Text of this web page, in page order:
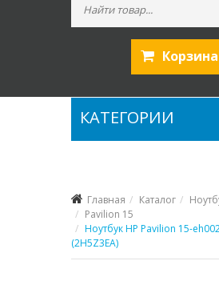
Корзина
Главная Каталог
Pavilion 15
Ноутбук HP Pavilion 15-
(2H5Z3EA)